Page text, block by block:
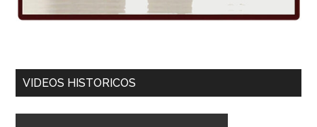
VIDEOS HISTORICOS